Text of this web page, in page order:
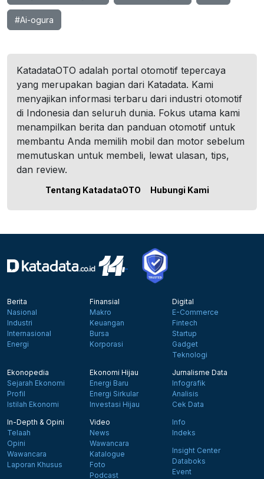
#Ai-ogura
KatadataOTO adalah portal otomotif tepercaya
yang merupakan bagian dari Katadata. Kami
menyajikan informasi terbaru dari industri otomotif
di Indonesia dan seluruh dunia. Fokus utama kami
menampilkan berita dan panduan otomotif untuk
membantu Anda memilih mobil dan motor sebelum
memutuskan untuk membeli, lewat ulasan, tips,
dan review.
Tentang KatadataOTO Hubungi Kami
Berita
Nasional
Industri
Internasional
Energi
Finansial
Makro
Keuangan
Bursa
Korporasi
Digital
E-Commerce
Fintech
Startup
Gadget
Teknologi
Ekonopedia
Sejarah Ekonomi
Profil
Istilah Ekonomi
Ekonomi Hijau
Energi Baru
Energi Sirkular
Investasi Hijau
Jurnalisme Data
Infografik
Analisis
Cek Data
In-Depth & Opini
Telaah
Opini
Wawancara
Laporan Khusus
Video
News
Wawancara
Katalogue
Foto
Podcast
Info
Indeks
Insight Center
Databoks
Event